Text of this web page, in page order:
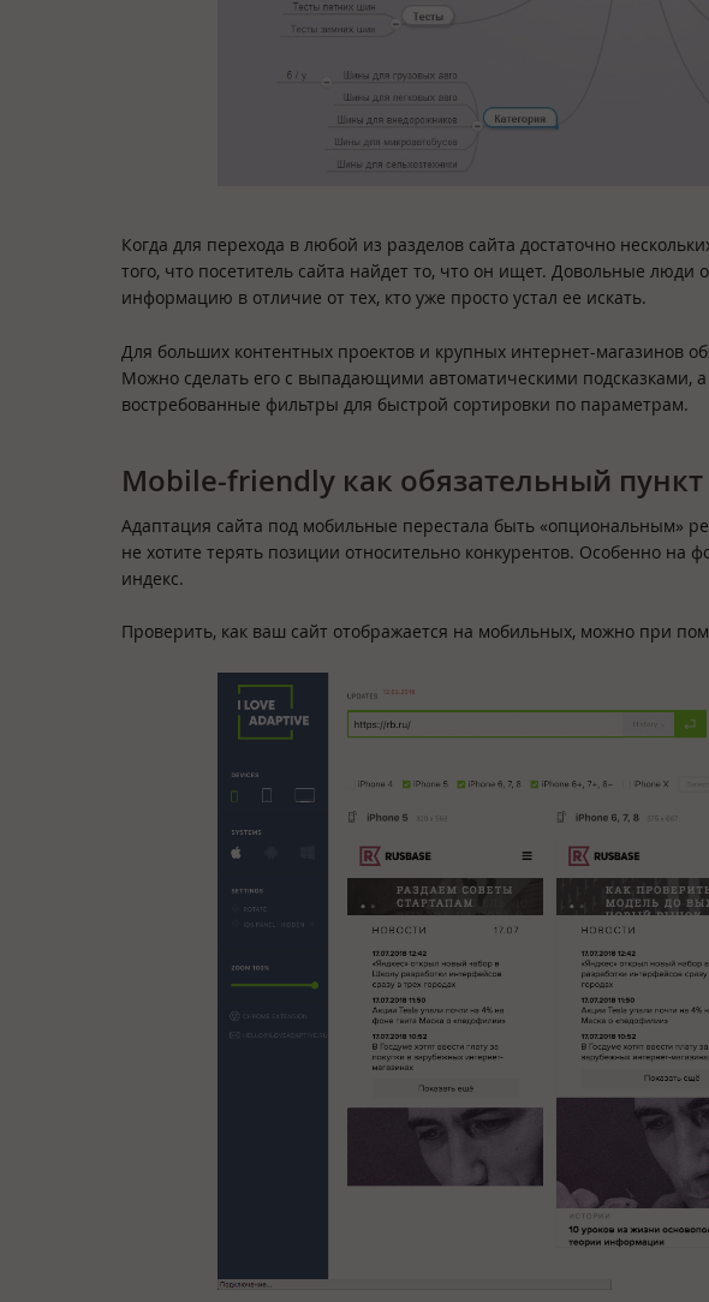
Когда для перехода в любой из разделов сайта достаточно
того, что посетитель сайта найдет то, что он ищет. Довольные
информацию в отличие от тех, кто уже просто устал ее искать.
Для больших контентных проектов и крупных интернет-магазинов
Можно сделать его с выпадающими автоматическими подсказками, а
востребованные фильтры для быстрой сортировки по параметрам.
Mobile-friendly как обязательный пункт
Адаптация сайта под мобильные перестала быть «опциональным»
не хотите терять позиции относительно конкурентов. Особенно на
индекс.
Проверить, как ваш сайт отображается на мобильных, можно при